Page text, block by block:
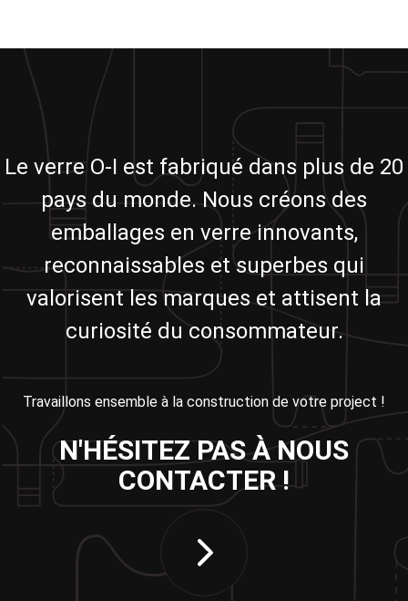
Le verre O-I est fabriqué dans plus de 20
pays du monde. Nous créons des
emballages en verre innovants,
reconnaissables et superbes qui
valorisent les marques et attisent la
curiosité du consommateur.
Travaillons ensemble à la construction de votre project !
N'HÉSITEZ PAS À NOUS
CONTACTER !